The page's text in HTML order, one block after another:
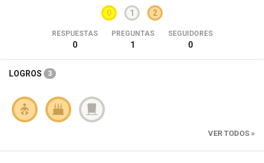
0 1 2
RESPUESTAS
0
PREGUNTAS
1
SEGUIDORES
0
LOGROS 3
VER TODOS »